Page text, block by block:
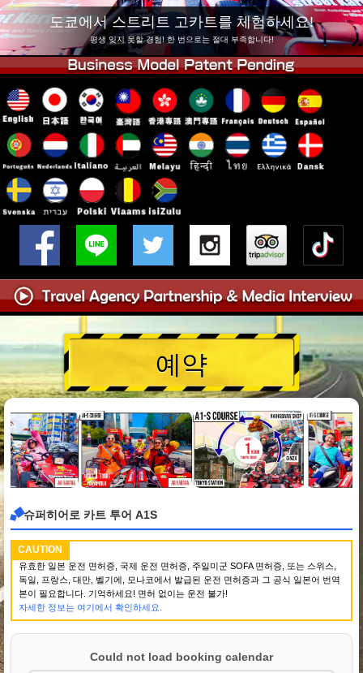
도쿄 아사쿠사 오사카
오키나와
도쿄에서 스트리트 고카트를 체험하세요!
평생 잊지 못할 경험! 한 번으로는 절대 부족합니다!
예약
슈퍼히어로 카트 투어 A1S
CAUTION
유효한 일본 운전 면허증, 국제 운전 면허증, 주일미군 SOFA 면허증, 또는 스위스,
독일, 프랑스, 대만, 벨기에, 모나코에서 발급된 운전 면허증과 그 공식 일본어 번역
본이 필요합니다. 기억하세요! 면허 없이는 운전 불가!
자세한 정보는 여기에서 확인하세요.
Could not load booking calendar